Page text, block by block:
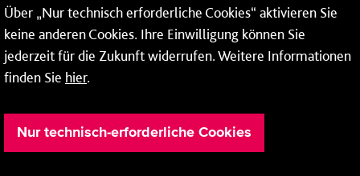
Über „Nur technisch erforderliche Cookies“ aktivieren Sie
keine anderen Cookies. Ihre Einwilligung können Sie
jederzeit für die Zukunft widerrufen. Weitere Informationen
finden Sie hier.
Nur technisch-erforderliche Cookies